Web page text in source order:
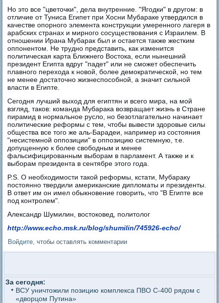
Но это все "цветочки", дела внутренние. "Ягодки" в другом: в
отличие от Туниса Египет при Хосни Мубараке утвердился в
качестве опорного элемента конструкции умеренного лагеря в
арабских странах и мирного сосуществования с Израилем. В
отношении Ирана Мубарак был и остается также жестким
оппонентом. Не трудно представить, как изменится
политическая карта Ближнего Востока, если нынешний
президент Египта вдруг "падет" или не сможет обеспечить
плавного перехода к новой, более демократической, но тем
не менее достаточно жизнеспособной, а значит сильной
власти в Египте.
Сегодня лучший выход для египтян и всего мира, на мой
взгляд, таков: команда Мубарака возвращает жизнь в Стране
пирамид в нормальное русло, но безотлагательно начинает
политические реформы с тем, чтобы вывести здоровые силы
общества все того же аль-Барадеи, например из состояния
"несистемной оппозиции" в оппозицию системную, т.е.
допущенную к более свободным и менее
фальсифицированным выборам в парламент. А также и к
выборам президента в сентябре этого года.
P.S. О необходимости такой реформы, кстати, Мубараку
постоянно твердили американские дипломаты и президенты.
В ответ им он имел обыкновение говорить, что "В Египте все
под контролем".
Александр Шумилин, востоковед, политолог
http://www.echo.msk.ru/blog/shumilin/745926-echo/
Войдите , чтобы оставлять комментарии
За сегодня:
ВСУ уничтожили позицию комплекса ПВО С-400 рядом с
«дворцом Путина»